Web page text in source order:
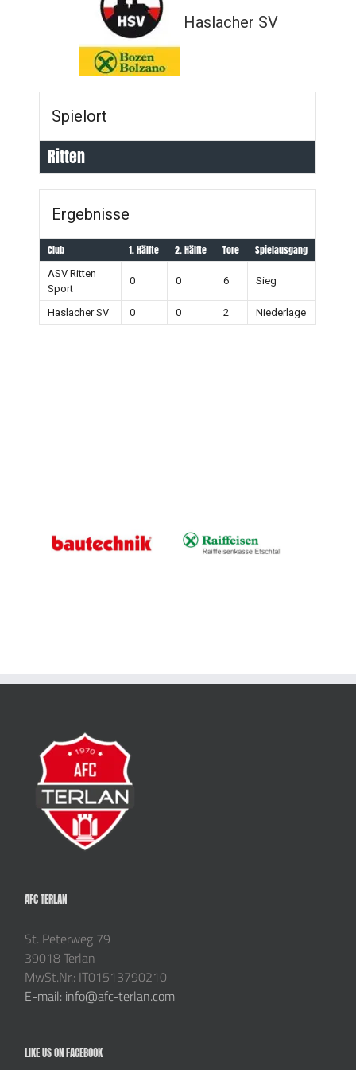
Haslacher SV
Spielort
Ritten
Ergebnisse
Club 1. Hälfte 2. Hälfte Tore Spielausgang
ASV Ritten
Sport
0 0 6 Sieg
Haslacher SV 0 0 2 Niederlage
AFC TERLAN
St. Peterweg 79
39018 Terlan
MwSt.Nr.: IT01513790210
E-mail: info@afc-terlan.com
LIKE US ON FACEBOOK